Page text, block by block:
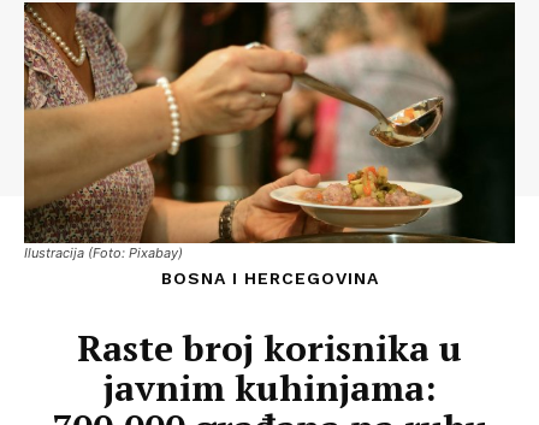
Ilustracija (Foto: Pixabay)
BOSNA I HERCEGOVINA
Raste broj korisnika u
javnim kuhinjama: